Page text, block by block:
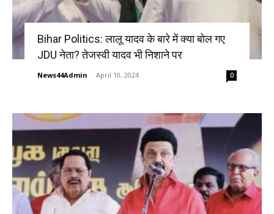
Bihar Politics: लालू यादव के बारे में क्या बोल गए
JDU नेता? तेजस्वी यादव भी निशाने पर
News44Admin - April 10, 2024 0